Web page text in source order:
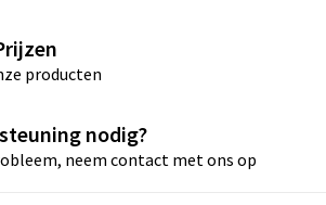
producten
nodig?
neem contact met ons op